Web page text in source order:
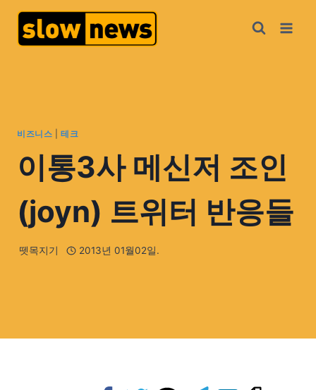
비즈니스 |테크
이통3사 메신저 조인
(joyn) 트위터 반응들
뗏목지기 2013년 01월02일.